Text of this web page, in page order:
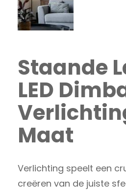
Staande
LED
Maat
Verlichting speelt een
creëren van de juiste